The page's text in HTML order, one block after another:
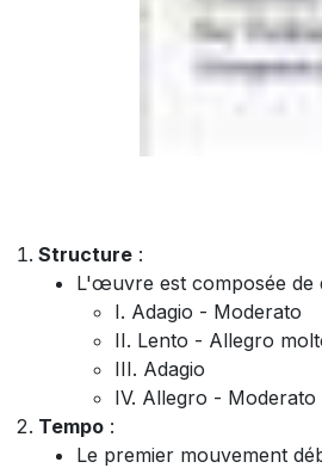
Structure :
L'œuvre est composée de
I. Adagio - Moderato
II. Lento - Allegro
III. Adagio
IV. Allegro -
Tempo :
Le premier mouvement